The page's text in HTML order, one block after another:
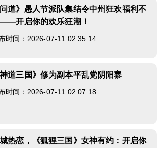
问道》愚人节派队集结令中州狂欢福利不
开启你的欢乐狂潮！
时间：2026-07-11 02:35:14
神道三国》修为副本平乱党阴阳寨
时间：2026-07-11 02:07:18
热恋，《狐狸三国》女神有约：开启你